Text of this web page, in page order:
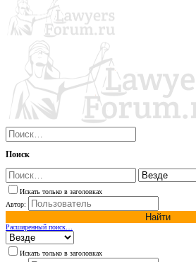
Поиск
Искать только в заголовках
Автор:
Найти
Расширенный поиск…
Искать только в заголовках